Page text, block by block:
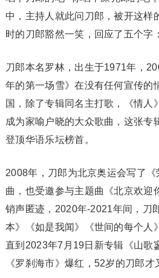
中，主持人就此问刀郎，被开这样
时的刀郎豁然一笑，回应了五个字
刀郎本名罗林，出生于1971年，
年的第一场雪》在没有任何宣传的
国，除了专辑同名主打歌，《情人
成为家喻户晓的大众歌曲，这张专
登顶华语乐坛榜首。
2008年，刀郎为北京奥运会写了
曲，也受邀参与主题曲《北京欢迎
销声匿迹，2020年-2021年间，刀
本》《如是我闻》《世间的每个人
直到2023年7月19日新专辑《山歌
《罗刹海市》爆红，52岁的刀郎才